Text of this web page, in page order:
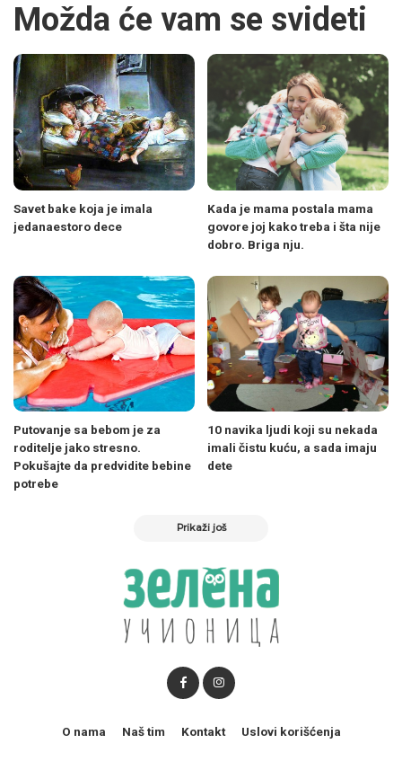
Možda će vam se svideti
Savet bake koja je imala
jedanaestoro dece
Kada je mama postala mama
govore joj kako treba i šta nije
dobro. Briga nju.
Putovanje sa bebom je za
roditelje jako stresno.
Pokušajte da predvidite bebine
potrebe
10 navika ljudi koji su nekada
imali čistu kuću, a sada imaju
dete
Prikaži još
O nama Naš tim Kontakt Uslovi korišćenja